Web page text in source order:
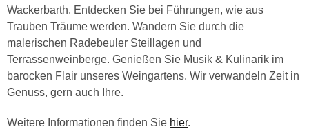
Wackerbarth. Entdecken Sie bei Führungen, wie aus
Trauben Träume werden. Wandern Sie durch die
malerischen Radebeuler Steillagen und
Terrassenweinberge. Genießen Sie Musik & Kulinarik im
barocken Flair unseres Weingartens. Wir verwandeln Zeit in
Genuss, gern auch Ihre.
Weitere Informationen finden Sie hier.